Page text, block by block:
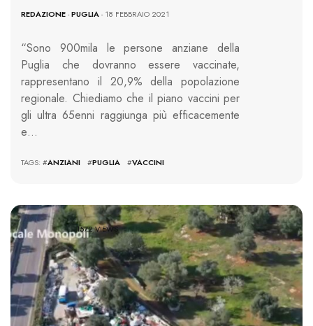
REDAZIONE-PUGLIA- 18 FEBBRAIO 2021
“Sono 900mila le persone anziane della
Puglia che dovranno essere vaccinate,
rappresentano il 20,9% della popolazione
regionale. Chiediamo che il piano vaccini per
gli ultra 65enni raggiunga più efficacemente
e…
TAGS: #ANZIANI #PUGLIA #VACCINI
1572 VIEWS